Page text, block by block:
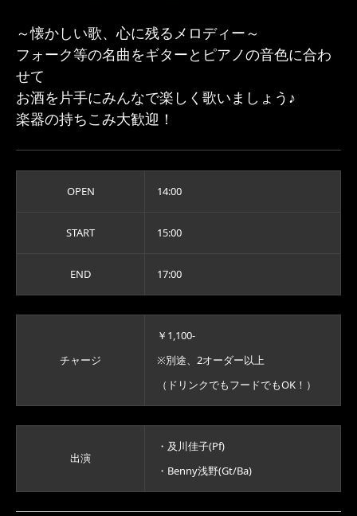
～懐かしい歌、心に残るメロディー～
フォーク等の名曲をギターとピアノの音色に合わ
せて
お酒を片手にみんなで楽しく歌いましょう♪
楽器の持ちこみ大歓迎！
OPEN 14:00
START 15:00
END 17:00
チャージ
￥1,100-
※別途、2オーダー以上
（ドリンクでもフードでもOK！）
出演
・及川佳子(Pf)
・Benny浅野(Gt/Ba)